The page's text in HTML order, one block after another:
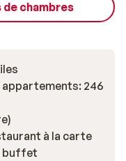
L'Hôtel Fort
réservé aux
installations,
du Fort
de main.
chambres
246
à la carte
buffet